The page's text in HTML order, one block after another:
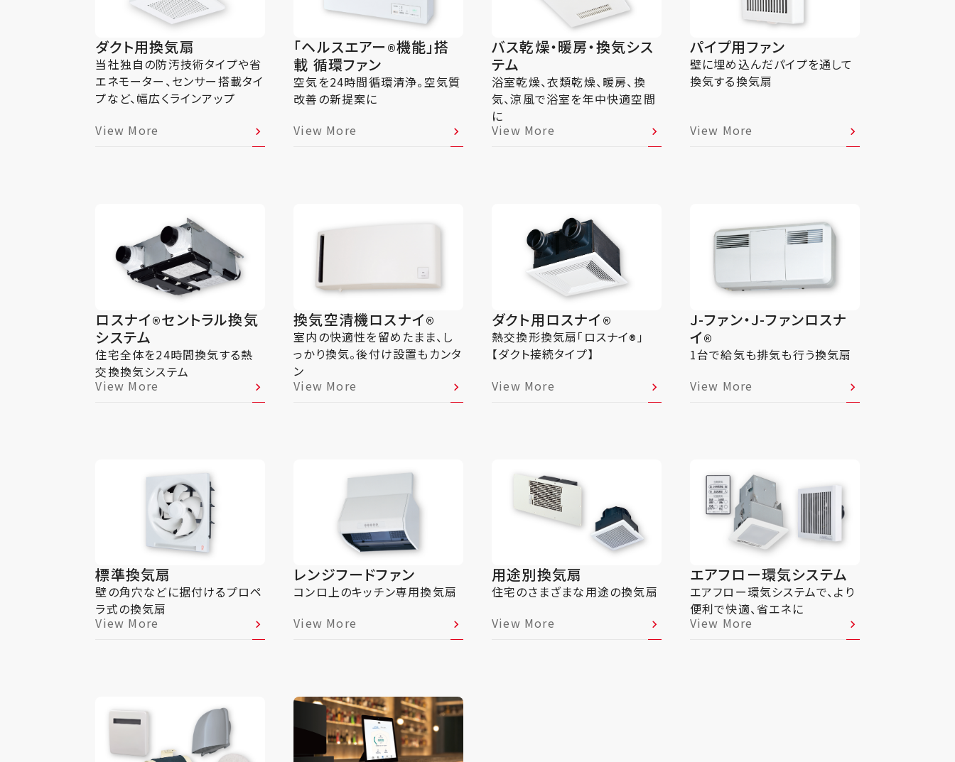
ダクト用換気扇
当社独自の防汚技術タイプや省
エネモーター、センサー搭載タイ
プなど、幅広くラインアップ
View More
「ヘルスエアー®機能」搭
載 循環ファン
空気を24時間循環清浄。空気質
改善の新提案に
View More
バス乾燥・暖房・換気シス
テム
浴室乾燥、衣類乾燥、暖房、換
気、涼風で浴室を年中快適空間
に
View More
パイプ用ファン
壁に埋め込んだパイプを通して
換気する換気扇
View More
ロスナイ®セントラル換気
システム
住宅全体を24時間換気する熱
交換換気システム
View More
換気空清機ロスナイ®
室内の快適性を留めたまま、し
っかり換気。後付け設置もカンタ
ン
View More
ダクト用ロスナイ®
熱交換形換気扇｢ロスナイ® ｣
【ダクト接続タイプ】
View More
J-ファン・J-ファンロスナ
イ®
1台で給気も排気も行う換気扇
View More
標準換気扇
壁の角穴などに据付けるプロペ
ラ式の換気扇
View More
レンジフードファン
コンロ上のキッチン専用換気扇
View More
用途別換気扇
住宅のさまざまな用途の換気扇
View More
エアフロー環気システム
エアフロー環気システムで、より
便利で快適、省エネに
View More